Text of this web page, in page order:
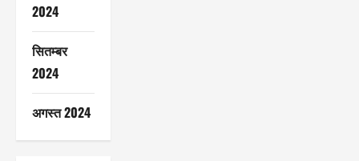
2024
सितम्बर
2024
अगस्त 2024